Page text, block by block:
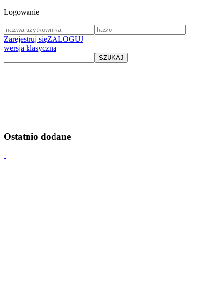
Logowanie
Zarejestruj sięZALOGUJ
wersja klasyczna
Ostatnio dodane